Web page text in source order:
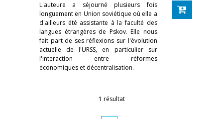
L'auteure a séjourné plusieurs fois
longuement en Union soviétique où elle a
d'ailleurs été assistante à la faculté des
langues étrangères de Pskov. Elle nous
fait part de ses réflexions sur l'évolution
actuelle de l'URSS, en particulier sur
l'interaction entre réformes
économiques et décentralisation.
1 résultat